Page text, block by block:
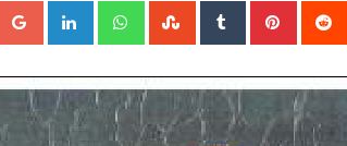
Google+ LinkedIn WhatsappStumbleUpon
Tumblr Pinterest